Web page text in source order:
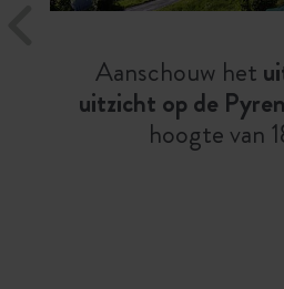
Aanschouw het
uitzicht op de
hoogte van